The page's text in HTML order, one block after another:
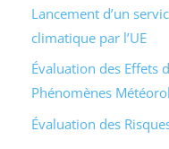
Lancement d’un
climatique par l’UE
Évaluation des Effets
Phénomènes
Évaluation des